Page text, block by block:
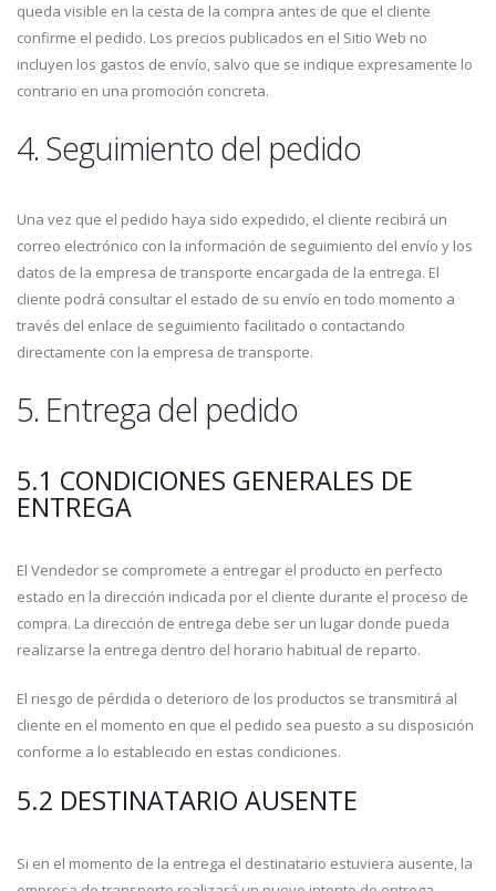
queda visible en la cesta de la compra antes de que el cliente
confirme el pedido. Los precios publicados en el Sitio Web no
incluyen los gastos de envío, salvo que se indique expresamente lo
contrario en una promoción concreta.
4. Seguimiento del pedido
Una vez que el pedido haya sido expedido, el cliente recibirá un
correo electrónico con la información de seguimiento del envío y los
datos de la empresa de transporte encargada de la entrega. El
cliente podrá consultar el estado de su envío en todo momento a
través del enlace de seguimiento facilitado o contactando
directamente con la empresa de transporte.
5. Entrega del pedido
5.1 CONDICIONES GENERALES DE
ENTREGA
El Vendedor se compromete a entregar el producto en perfecto
estado en la dirección indicada por el cliente durante el proceso de
compra. La dirección de entrega debe ser un lugar donde pueda
realizarse la entrega dentro del horario habitual de reparto.
El riesgo de pérdida o deterioro de los productos se transmitirá al
cliente en el momento en que el pedido sea puesto a su disposición
conforme a lo establecido en estas condiciones.
5.2 DESTINATARIO AUSENTE
Si en el momento de la entrega el destinatario estuviera ausente, la